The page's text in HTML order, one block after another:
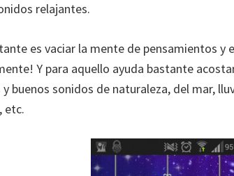
relajantes.
es vaciar la mente de pensamientos y
Y para aquello ayuda bastante
y buenos sonidos de naturaleza, del mar,
etc.